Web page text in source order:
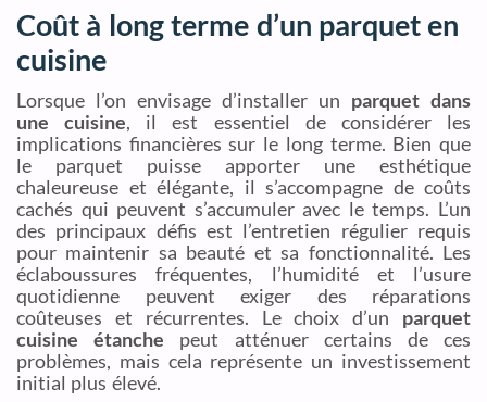
Coût à long terme d’un parquet en
cuisine
Lorsque l’on envisage d’installer un parquet dans
une cuisine, il est essentiel de considérer les
implications financières sur le long terme. Bien que
le parquet puisse apporter une esthétique
chaleureuse et élégante, il s’accompagne de coûts
cachés qui peuvent s’accumuler avec le temps. L’un
des principaux défis est l’entretien régulier requis
pour maintenir sa beauté et sa fonctionnalité. Les
éclaboussures fréquentes, l’humidité et l’usure
quotidienne peuvent exiger des réparations
coûteuses et récurrentes. Le choix d’un parquet
cuisine étanche peut atténuer certains de ces
problèmes, mais cela représente un investissement
initial plus élevé.